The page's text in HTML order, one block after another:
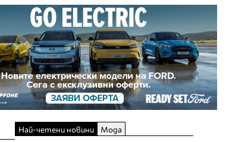
Регистрация
Добавяне на фирма
Защо да се регистрирам
Най-четени новини Мода